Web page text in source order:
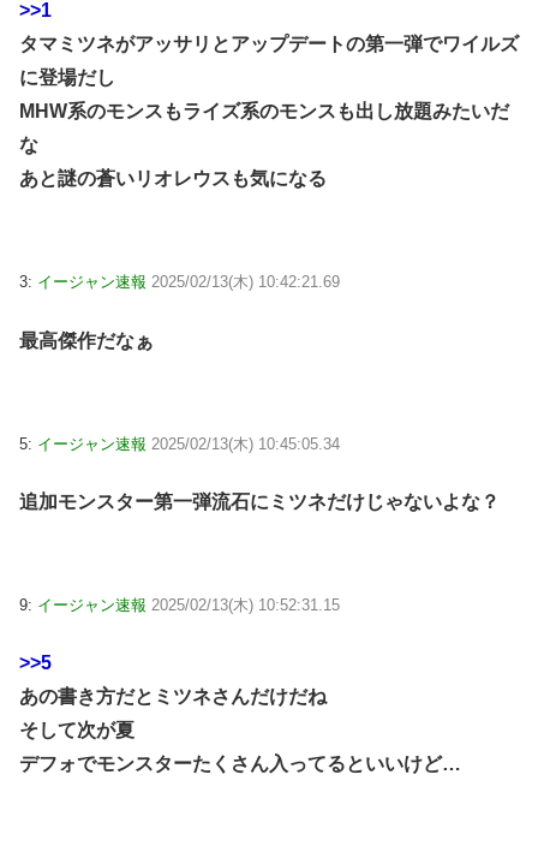
>>1
タマミツネがアッサリとアップデートの第一弾でワイルズ
に登場だし
MHW系のモンスもライズ系のモンスも出し放題みたいだ
な
あと謎の蒼いリオレウスも気になる
3: イージャン速報 2025/02/13(木) 10:42:21.69
最高傑作だなぁ
5: イージャン速報 2025/02/13(木) 10:45:05.34
追加モンスター第一弾流石にミツネだけじゃないよな？
9: イージャン速報 2025/02/13(木) 10:52:31.15
>>5
あの書き方だとミツネさんだけだね
そして次が夏
デフォでモンスターたくさん入ってるといいけど…